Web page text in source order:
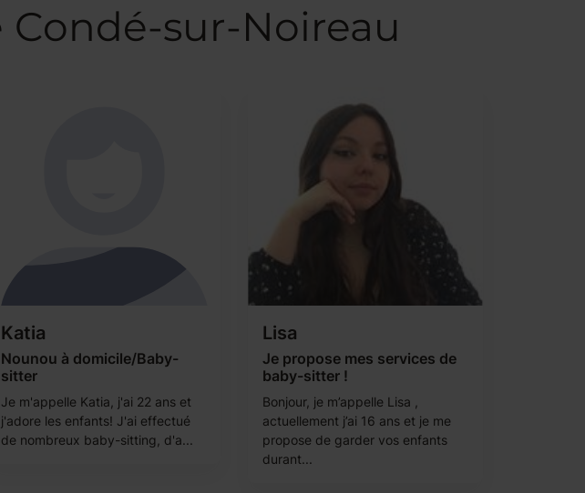
sur-Noireau
Katia
Nounou à domicile/Baby-
sitter
Je m'appelle Katia, j'ai 22 ans et
j'adore les enfants! J'ai effectué
de nombreux baby-sitting, d'a...
Lisa
Je propose mes services de
baby-sitter !
Bonjour, je m’appelle Lisa ,
actuellement j’ai 16 ans et je me
propose de garder vos enfants
durant...